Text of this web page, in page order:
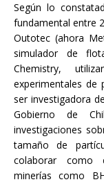
Según lo
fundamental entre
Outotec (ahora
simulador de
Chemistry,
experimentales de
ser investigadora
Gobierno de
investigaciones
tamaño de
colaborar como
minerías como